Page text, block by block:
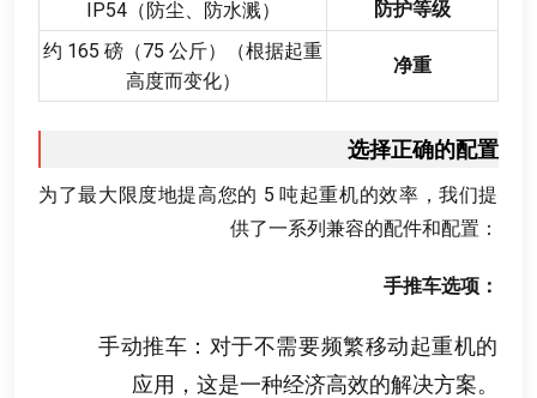
防护等级
IP54（防尘、 防水溅）
净重
约 165 磅（75 公斤）（根据起重
高度而变化）
选择正确的配置
为了最大限度地提高您的 5吨起重机的效率 ，我们提
供了一系列兼容的配件和配置 ：
手推车选项 ：
手动推车 ： 对于不需要频繁移动起重机的
应用 ， 这是一种经济高效的解决方案。